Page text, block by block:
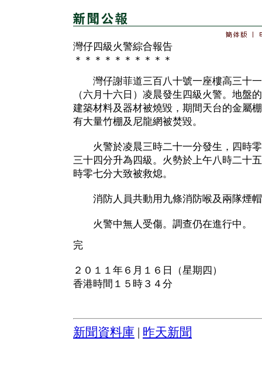
灣仔四級火警綜合報告
＊＊＊＊＊＊＊＊＊＊
灣仔謝菲道三百八十號一座樓高三十一
（六月十六日）凌晨發生四級火警。地盤
建築材料及器材被燒毀，期間天台的金屬
有大量竹棚及尼龍網被焚毀。
火警於凌晨三時二十一分發生，四時零
三十四分升為四級。火勢於上午八時二十
時零七分大致被救熄。
消防人員共動用九條消防喉及兩隊煙帽
火警中無人受傷。調查仍在進行中。
完
２０１１年６月１６日（星期四）
香港時間１５時３４分
新聞資料庫 昨天新聞